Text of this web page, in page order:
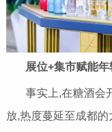
展位+集市赋能
事实上,在糖酒会
放,热度蔓延至成都